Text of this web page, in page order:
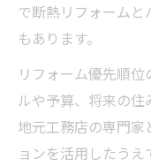
で断熱リフォーム
もあります。
リフォーム優先順
ルや予算、将来の住
地元工務店の専門
ョンを活用したう